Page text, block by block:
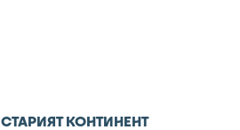
СТАРИЯТ КОНТИНЕНТ